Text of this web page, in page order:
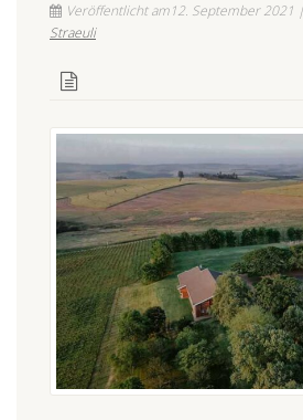
Veröffentlicht am12. September 2021
Straeuli